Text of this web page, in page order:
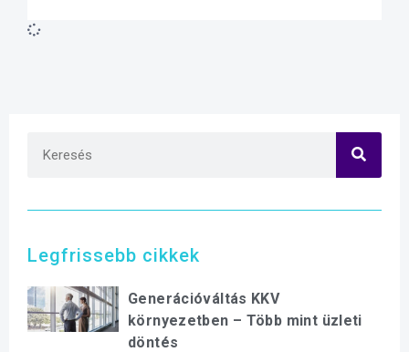
Legfrissebb cikkek
Generációváltás KKV
környezetben – Több mint üzleti
döntés